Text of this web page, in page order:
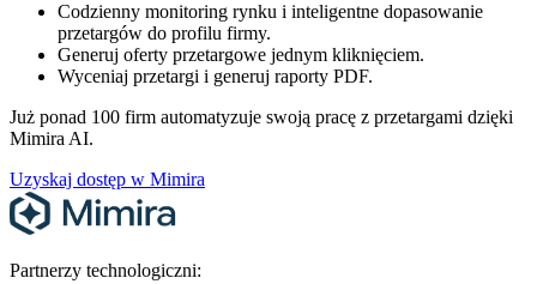
Codzienny monitoring rynku i inteligentne dopasowanie
przetargów do profilu firmy.
Generuj oferty przetargowe jednym kliknięciem.
Wyceniaj przetargi i generuj raporty PDF.
Już ponad 100 firm automatyzuje swoją pracę z przetargami dzięki
Mimira AI.
Uzyskaj dostęp w Mimira
Partnerzy technologiczni: